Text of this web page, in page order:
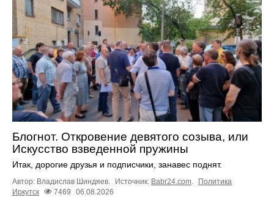
Блогнот. Откровение девятого созыва, или
Искусство взведенной пружины
Итак, дорогие друзья и подписчики, занавес поднят.
Автор: Владислав Шиндяев. Источник: Babr24.com
Политика
Иркутск
7469 06.08.2026